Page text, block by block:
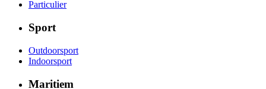
Particulier
Sport
Outdoorsport
Indoorsport
Maritiem